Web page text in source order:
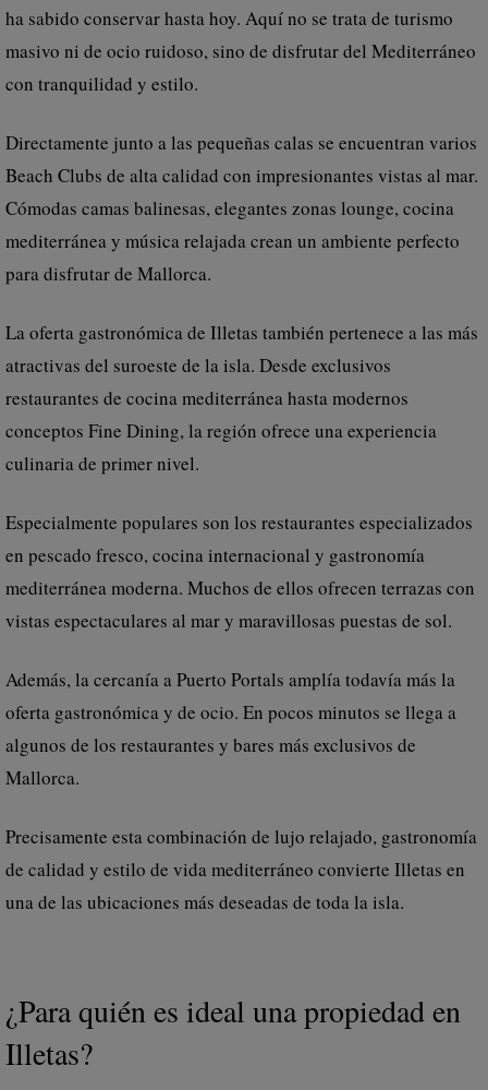
ha sabido conservar hasta hoy. Aquí no se trata de turismo
masivo ni de ocio ruidoso, sino de disfrutar del Mediterráneo
con tranquilidad y estilo.
Directamente junto a las pequeñas calas se encuentran varios
Beach Clubs de alta calidad con impresionantes vistas al mar.
Cómodas camas balinesas, elegantes zonas lounge, cocina
mediterránea y música relajada crean un ambiente perfecto
para disfrutar de Mallorca.
La oferta gastronómica de Illetas también pertenece a las más
atractivas del suroeste de la isla. Desde exclusivos
restaurantes de cocina mediterránea hasta modernos
conceptos Fine Dining, la región ofrece una experiencia
culinaria de primer nivel.
Especialmente populares son los restaurantes especializados
en pescado fresco, cocina internacional y gastronomía
mediterránea moderna. Muchos de ellos ofrecen terrazas con
vistas espectaculares al mar y maravillosas puestas de sol.
Además, la cercanía a Puerto Portals amplía todavía más la
oferta gastronómica y de ocio. En pocos minutos se llega a
algunos de los restaurantes y bares más exclusivos de
Mallorca.
Precisamente esta combinación de lujo relajado, gastronomía
de calidad y estilo de vida mediterráneo convierte Illetas en
una de las ubicaciones más deseadas de toda la isla.
¿Para quién es ideal una propiedad en
Illetas?